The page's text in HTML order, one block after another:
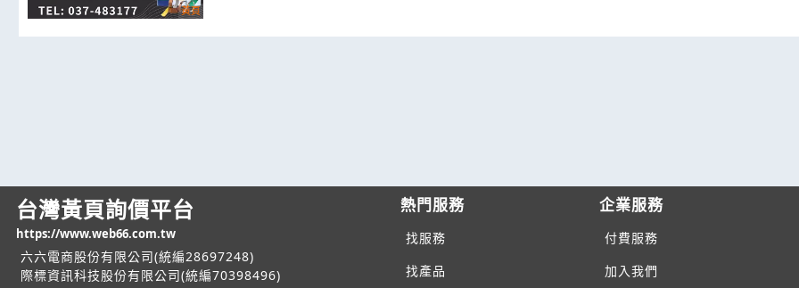
台灣黃頁詢價平台
https://www.web66.com.tw
六六電商股份有限公司(統編28697248)
際標資訊科技股份有限公司(統編70398496)
熱門服務
找服務
找產品
企業服務
付費服務
加入我們